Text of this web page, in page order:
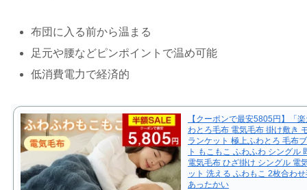
布団に入る前から温まる
足元や腰などピンポイントで温め可能
低消費電力で経済的
【クーポンで最安5805円】「
わとろ毛布 電気毛布 掛け敷き
ランケット 極上ふわとろ 毛布
ト もこもこ ふわふわ シングル
電気毛布 ひざ掛け シングル 電
ット 洗える ふわもこ 2枚合わ
あったかい